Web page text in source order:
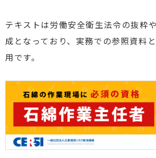
テキストは労働安全衛生法令の抜粋
成となっており、実務での参照資料
用です。